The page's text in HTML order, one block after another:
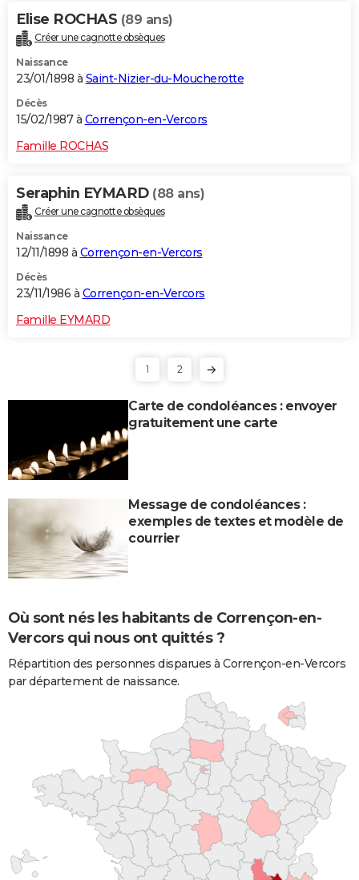
Elise ROCHAS (89 ans)
Créer une cagnotte obsèques
Naissance
23/01/1898 à Saint-Nizier-du-Moucherotte
Décès
15/02/1987 à Corrençon-en-Vercors
Famille ROCHAS
Seraphin EYMARD (88 ans)
Créer une cagnotte obsèques
Naissance
12/11/1898 à Corrençon-en-Vercors
Décès
23/11/1986 à Corrençon-en-Vercors
Famille EYMARD
1 2
Carte de condoléances : envoyer
gratuitement une carte
Message de condoléances :
exemples de textes et modèle de
courrier
Où sont nés les habitants de Corrençon-en-
Vercors qui nous ont quittés ?
Répartition des personnes disparues à Corrençon-en-Vercors
par département de naissance.